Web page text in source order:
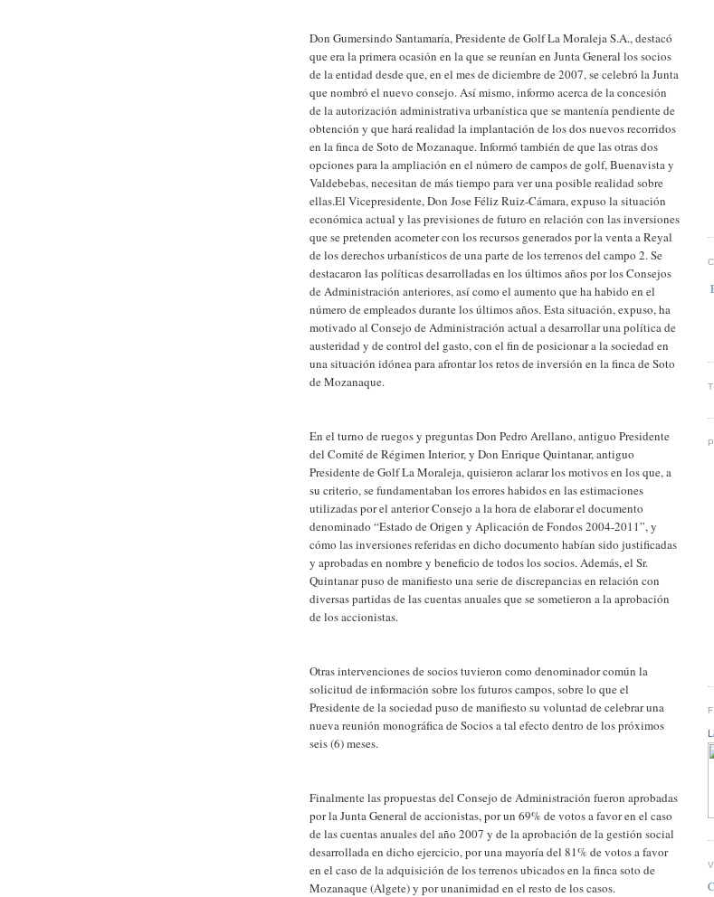
Don Gumersindo Santamaría, Presidente de Golf La Moraleja S.A., destacó
que era la primera ocasión en la que se reunían en Junta General los socios
de la entidad desde que, en el mes de diciembre de 2007, se celebró la Junta
que nombró el nuevo consejo. Así mismo, informo acerca de la concesión
de la autorización administrativa urbanística que se mantenía pendiente de
obtención y que hará realidad la implantación de los dos nuevos recorridos
en la finca de Soto de Mozanaque. Informó también de que las otras dos
opciones para la ampliación en el número de campos de golf, Buenavista y
Valdebebas, necesitan de más tiempo para ver una posible realidad sobre
ellas.El Vicepresidente, Don Jose Féliz Ruiz-Cámara, expuso la situación
económica actual y las previsiones de futuro en relación con las inversiones
que se pretenden acometer con los recursos generados por la venta a Reyal
de los derechos urbanísticos de una parte de los terrenos del campo 2. Se
destacaron las políticas desarrolladas en los últimos años por los Consejos
de Administración anteriores, así como el aumento que ha habido en el
número de empleados durante los últimos años. Esta situación, expuso, ha
motivado al Consejo de Administración actual a desarrollar una política de
austeridad y de control del gasto, con el fin de posicionar a la sociedad en
una situación idónea para afrontar los retos de inversión en la finca de Soto
de Mozanaque.
En el turno de ruegos y preguntas Don Pedro Arellano, antiguo Presidente
del Comité de Régimen Interior, y Don Enrique Quintanar, antiguo
Presidente de Golf La Moraleja, quisieron aclarar los motivos en los que, a
su criterio, se fundamentaban los errores habidos en las estimaciones
utilizadas por el anterior Consejo a la hora de elaborar el documento
denominado “Estado de Origen y Aplicación de Fondos 2004-2011”, y
cómo las inversiones referidas en dicho documento habían sido justificadas
y aprobadas en nombre y beneficio de todos los socios. Además, el Sr.
Quintanar puso de manifiesto una serie de discrepancias en relación con
diversas partidas de las cuentas anuales que se sometieron a la aprobación
de los accionistas.
Otras intervenciones de socios tuvieron como denominador común la
solicitud de información sobre los futuros campos, sobre lo que el
Presidente de la sociedad puso de manifiesto su voluntad de celebrar una
nueva reunión monográfica de Socios a tal efecto dentro de los próximos
seis (6) meses.
Finalmente las propuestas del Consejo de Administración fueron aprobadas
por la Junta General de accionistas, por un 69% de votos a favor en el caso
de las cuentas anuales del año 2007 y de la aprobación de la gestión social
desarrollada en dicho ejercicio, por una mayoría del 81% de votos a favor
en el caso de la adquisición de los terrenos ubicados en la finca soto de
Mozanaque (Algete) y por unanimidad en el resto de los casos.